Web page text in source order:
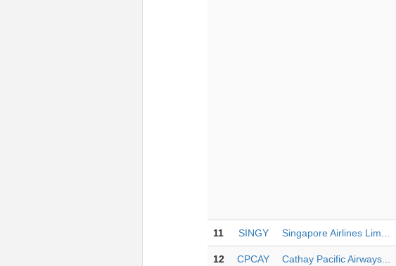
11 SINGY Singapore Airlines Lim...
12 CPCAY Cathay Pacific Airways...